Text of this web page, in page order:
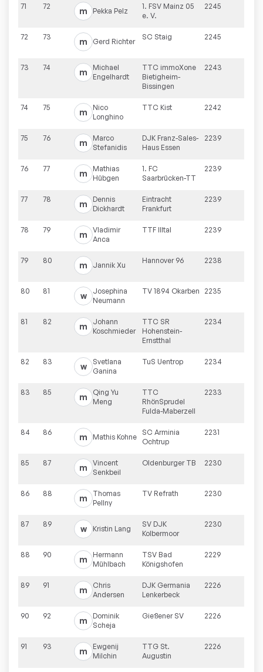
71 72 m Pekka Pelz
1. FSV Mainz 05
e. V.
2245
72 73 m Gerd Richter
SC Staig 2245
73 74 m
Michael
Engelhardt
TTC immoXone
Bietigheim-
Bissingen
2243
74 75 m
Nico
Longhino
TTC Kist 2242
75 76 m
Marco
Stefanidis
DJK Franz-Sales-
Haus Essen
2239
76 77 m
Mathias
Hübgen
1. FC
Saarbrücken-TT
2239
77 78 m
Dennis
Dickhardt
Eintracht
Frankfurt
2239
78 79 m
Vladimir
Anca
TTF Illtal 2239
79 80 m Jannik Xu
Hannover 96 2238
80 81 w
Josephina
Neumann
TV 1894 Okarben 2235
81 82 m
Johann
Koschmieder
TTC SR
Hohenstein-
Ernstthal
2234
82 83 w
Svetlana
Ganina
TuS Uentrop 2234
83 85 m
Qing Yu
Meng
TTC
RhönSprudel
Fulda-Maberzell
2233
84 86 m Mathis Kohne
SC Arminia
Ochtrup
2231
85 87 m
Vincent
Senkbeil
Oldenburger TB 2230
86 88 m
Thomas
Pellny
TV Refrath 2230
87 89 w Kristin Lang
SV DJK
Kolbermoor
2230
88 90 m
Hermann
Mühlbach
TSV Bad
Königshofen
2229
89 91 m
Chris
Andersen
DJK Germania
Lenkerbeck
2226
90 92 m
Dominik
Scheja
Gießener SV 2226
91 93 m
Ewgenij
Milchin
TTG St.
Augustin
2226